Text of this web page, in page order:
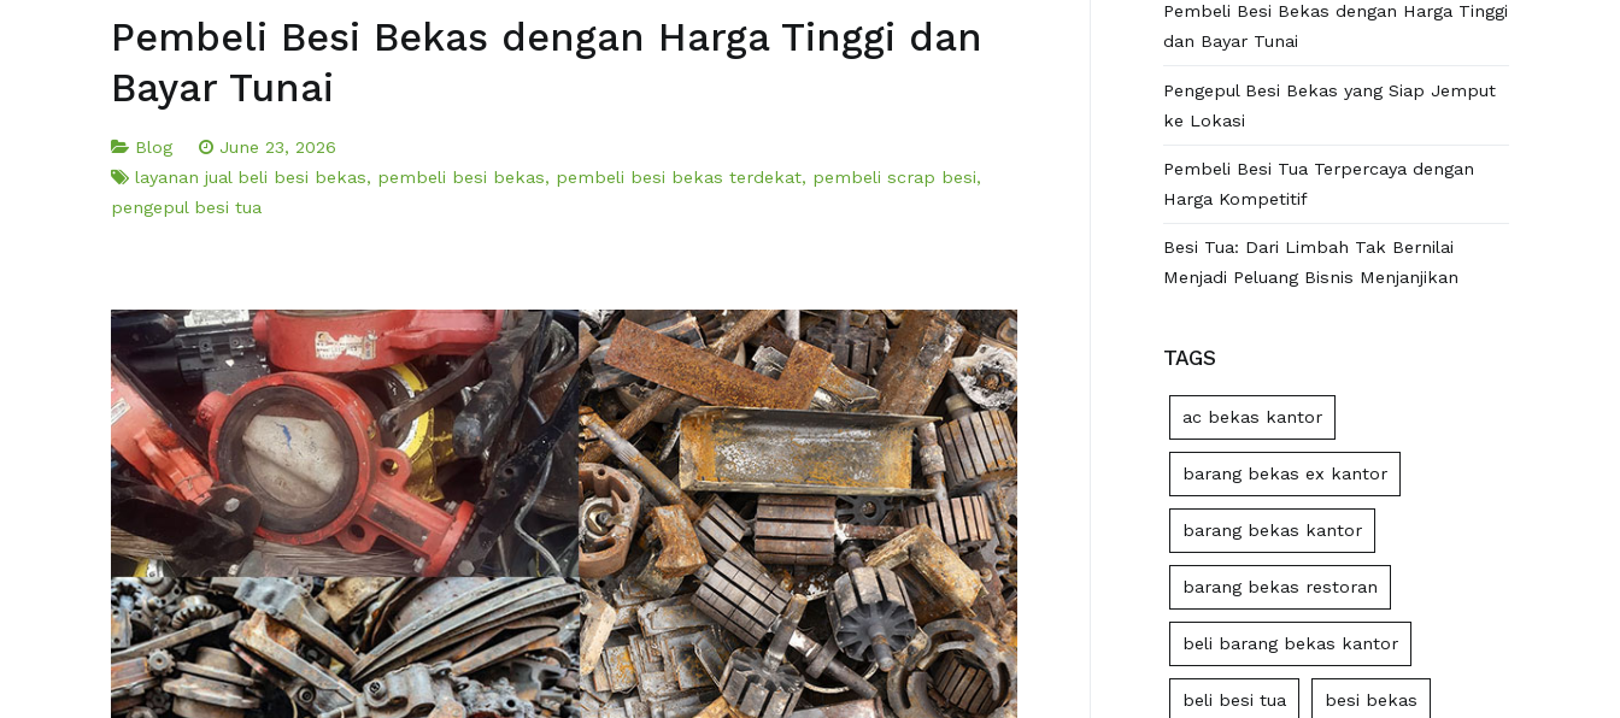
Pembeli Besi Bekas dengan Harga Tinggi dan
Bayar Tunai
Blog
June 23, 2026
layanan jual beli besi bekas, pembeli besi bekas, pembeli besi bekas terdekat, pembeli scrap besi,
pengepul besi tua
Pembeli Besi Bekas dengan Harga Tinggi
dan Bayar Tunai
Pengepul Besi Bekas yang Siap Jemput
ke Lokasi
Pembeli Besi Tua Terpercaya dengan
Harga Kompetitif
Besi Tua: Dari Limbah Tak Bernilai
Menjadi Peluang Bisnis Menjanjikan
TAGS
ac bekas kantor
barang bekas ex kantor
barang bekas kantor
barang bekas restoran
beli barang bekas kantor
beli besi tua besi bekas